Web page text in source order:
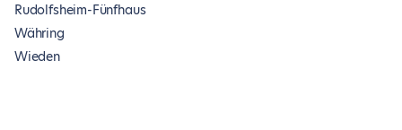
Rudolfsheim-Fünfhaus
Währing
Wieden